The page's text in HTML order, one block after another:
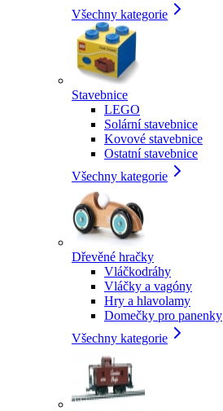
Všechny kategorie
Stavebnice
LEGO
Solární stavebnice
Kovové stavebnice
Ostatní stavebnice
Všechny kategorie
Dřevěné hračky
Vláčkodráhy
Vláčky a vagóny
Hry a hlavolamy
Domečky pro panenky
Všechny kategorie